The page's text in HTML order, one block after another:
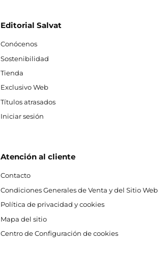
Editorial Salvat
Conócenos
Sostenibilidad
Tienda
Exclusivo Web
Títulos atrasados
Iniciar sesión
Atención al cliente
Contacto
Condiciones Generales de Venta y del Sitio Web
Política de privacidad y cookies
Mapa del sitio
Centro de Configuración de cookies